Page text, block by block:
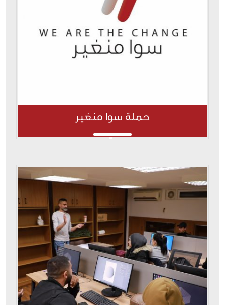
حملة سوا منغير